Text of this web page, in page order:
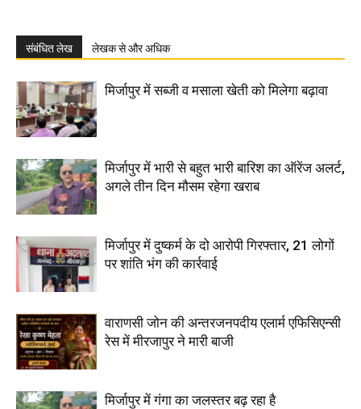
संबंधित लेख लेखक से और अधिक
मिर्जापुर में सब्जी व मसाला खेती को मिलेगा बढ़ावा
मिर्जापुर में भारी से बहुत भारी बारिश का ऑरेंज अलर्ट,
अगले तीन दिन मौसम रहेगा खराब
मिर्जापुर में दुष्कर्म के दो आरोपी गिरफ्तार, 21 लोगों
पर शांति भंग की कार्रवाई
वाराणसी जोन की अन्तरजनपदीय एलार्म एफिसिएन्सी
रेस में मीरजापुर ने मारी बाजी
मिर्जापुर में गंगा का जलस्तर बढ़ रहा है